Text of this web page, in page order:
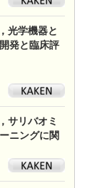
光学機器と
発と臨床評
サリバオミ
ニングに関